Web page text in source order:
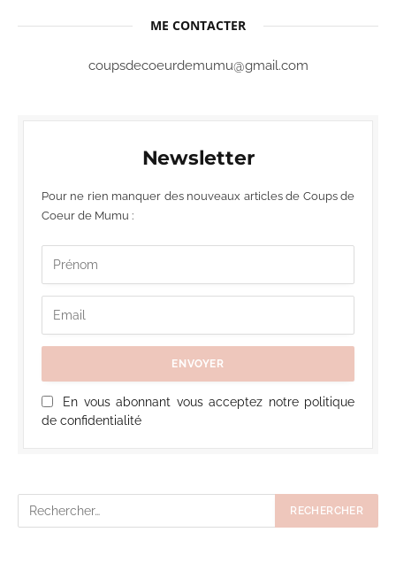
ME CONTACTER
coupsdecoeurdemumu@gmail.com
Newsletter
Pour ne rien manquer des nouveaux articles de Coups de
Coeur de Mumu :
En vous abonnant vous acceptez notre politique
de confidentialité